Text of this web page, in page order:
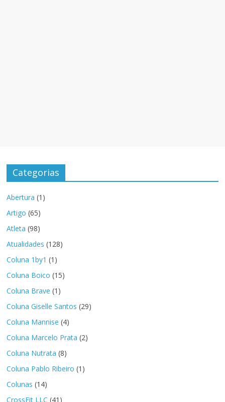
Categorias
Abertura (1)
Artigo (65)
Atleta (98)
Atualidades (128)
Coluna 1by1 (1)
Coluna Boico (15)
Coluna Brave (1)
Coluna Giselle Santos (29)
Coluna Mannise (4)
Coluna Marcelo Prata (2)
Coluna Nutrata (8)
Coluna Pablo Ribeiro (1)
Colunas (14)
CrossFit LLC (41)